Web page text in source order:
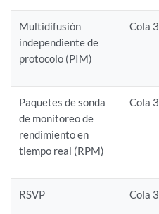
Multidifusión
independiente de
protocolo (PIM)
Cola 3
Paquetes de sonda
de monitoreo de
rendimiento en
tiempo real (RPM)
Cola 3
RSVP Cola 3